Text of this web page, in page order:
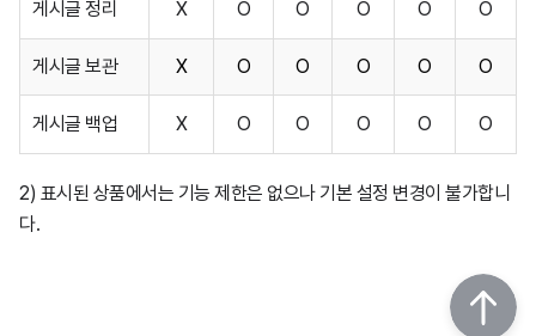
게시글 정리 X O O O O O
게시글 보관 X O O O O O
게시글 백업 X O O O O O
2) 표시된 상품에서는 기능 제한은 없으나 기본 설정 변경이 불가합니
다.